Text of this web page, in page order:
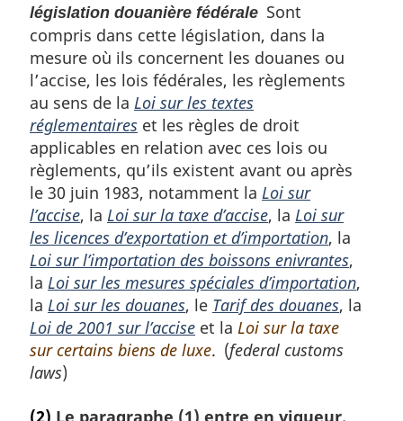
législation douanière fédérale Sont
compris dans cette législation, dans la
mesure où ils concernent les douanes ou
l’accise, les lois fédérales, les règlements
au sens de la Loi sur les textes
réglementaires et les règles de droit
applicables en relation avec ces lois ou
règlements, qu’ils existent avant ou après
le 30 juin 1983, notamment la Loi sur
l’accise, la Loi sur la taxe d’accise, la Loi sur
les licences d’exportation et d’importation, la
Loi sur l’importation des boissons enivrantes,
la Loi sur les mesures spéciales d’importation,
la Loi sur les douanes, le Tarif des douanes, la
Loi de 2001 sur l’accise et la Loi sur la taxe
sur certains biens de luxe. (federal customs
laws)